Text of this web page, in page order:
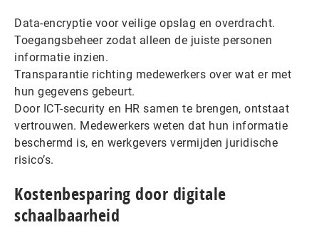
Data-encryptie voor veilige opslag en overdracht.
Toegangsbeheer zodat alleen de juiste personen
informatie inzien.
Transparantie richting medewerkers over wat er met
hun gegevens gebeurt.
Door ICT-security en HR samen te brengen, ontstaat
vertrouwen. Medewerkers weten dat hun informatie
beschermd is, en werkgevers vermijden juridische
risico’s.
Kostenbesparing door digitale
schaalbaarheid